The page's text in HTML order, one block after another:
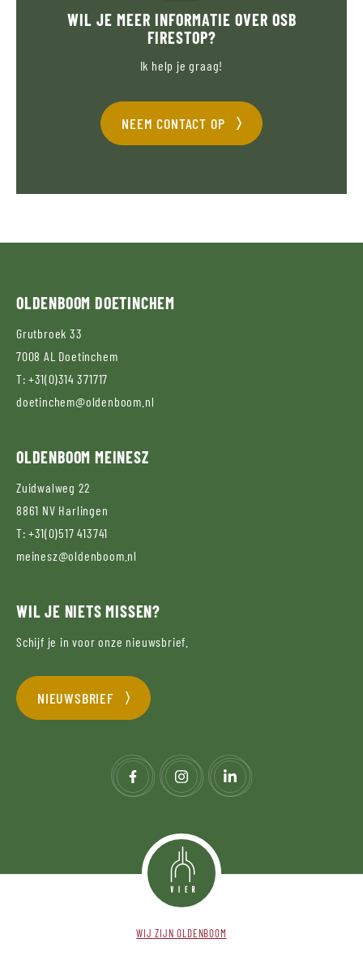
WIL JE MEER INFORMATIE OVER OSB
FIRESTOP?
Ik help je graag!
NEEM CONTACT OP
OLDENBOOMDOETINCHEM
Grutbroek 33
7008 AL Doetinchem
T: +31(0)314 371717
doetinchem@oldenboom.nl
OLDENBOOMMEINESZ
Zuidwalweg 22
8861 NV Harlingen
T: +31(0)517 413741
meinesz@oldenboom.nl
WIL JE NIETS MISSEN?
Schijf je in voor onze nieuwsbrief.
NIEUWSBRIEF
WIJ ZIJN OLDENBOOM